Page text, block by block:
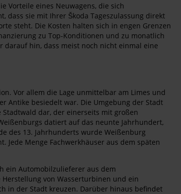
Vorteile eines Neuwagens, die sich
dass sie mit Ihrer Škoda Tageszulassung direkt
steht. Die Kosten halten sich in engen Grenzen
zu Top-Konditionen und zu monatlich
darauf hin, dass meist noch nicht einmal eine
Vor allem die Lage unmittelbar am Limes und
Antike besiedelt war. Die Umgebung der Stadt
dar, der einerseits mit großen
datiert auf das neunte Jahrhundert,
des 13. Jahrhunderts wurde Weißenburg
Menge Fachwerkhäuser aus dem späten
ein Automobilzulieferer aus dem
von Wasserturbinen und ein
in der Stadt kreuzen. Darüber hinaus befindet